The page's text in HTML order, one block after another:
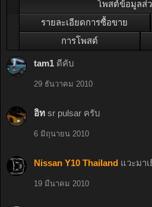
โพสต์ข้อมูลส่
รายละเอียดการซื้อขาย
การโพสต์
tam1 ดีคับ
29 ธันวาคม 2010
อิท sr pulsar ครับ
6 มิถุนายน 2010
Nissan Y10 Thailand แวะมา
19 มีนาคม 2010